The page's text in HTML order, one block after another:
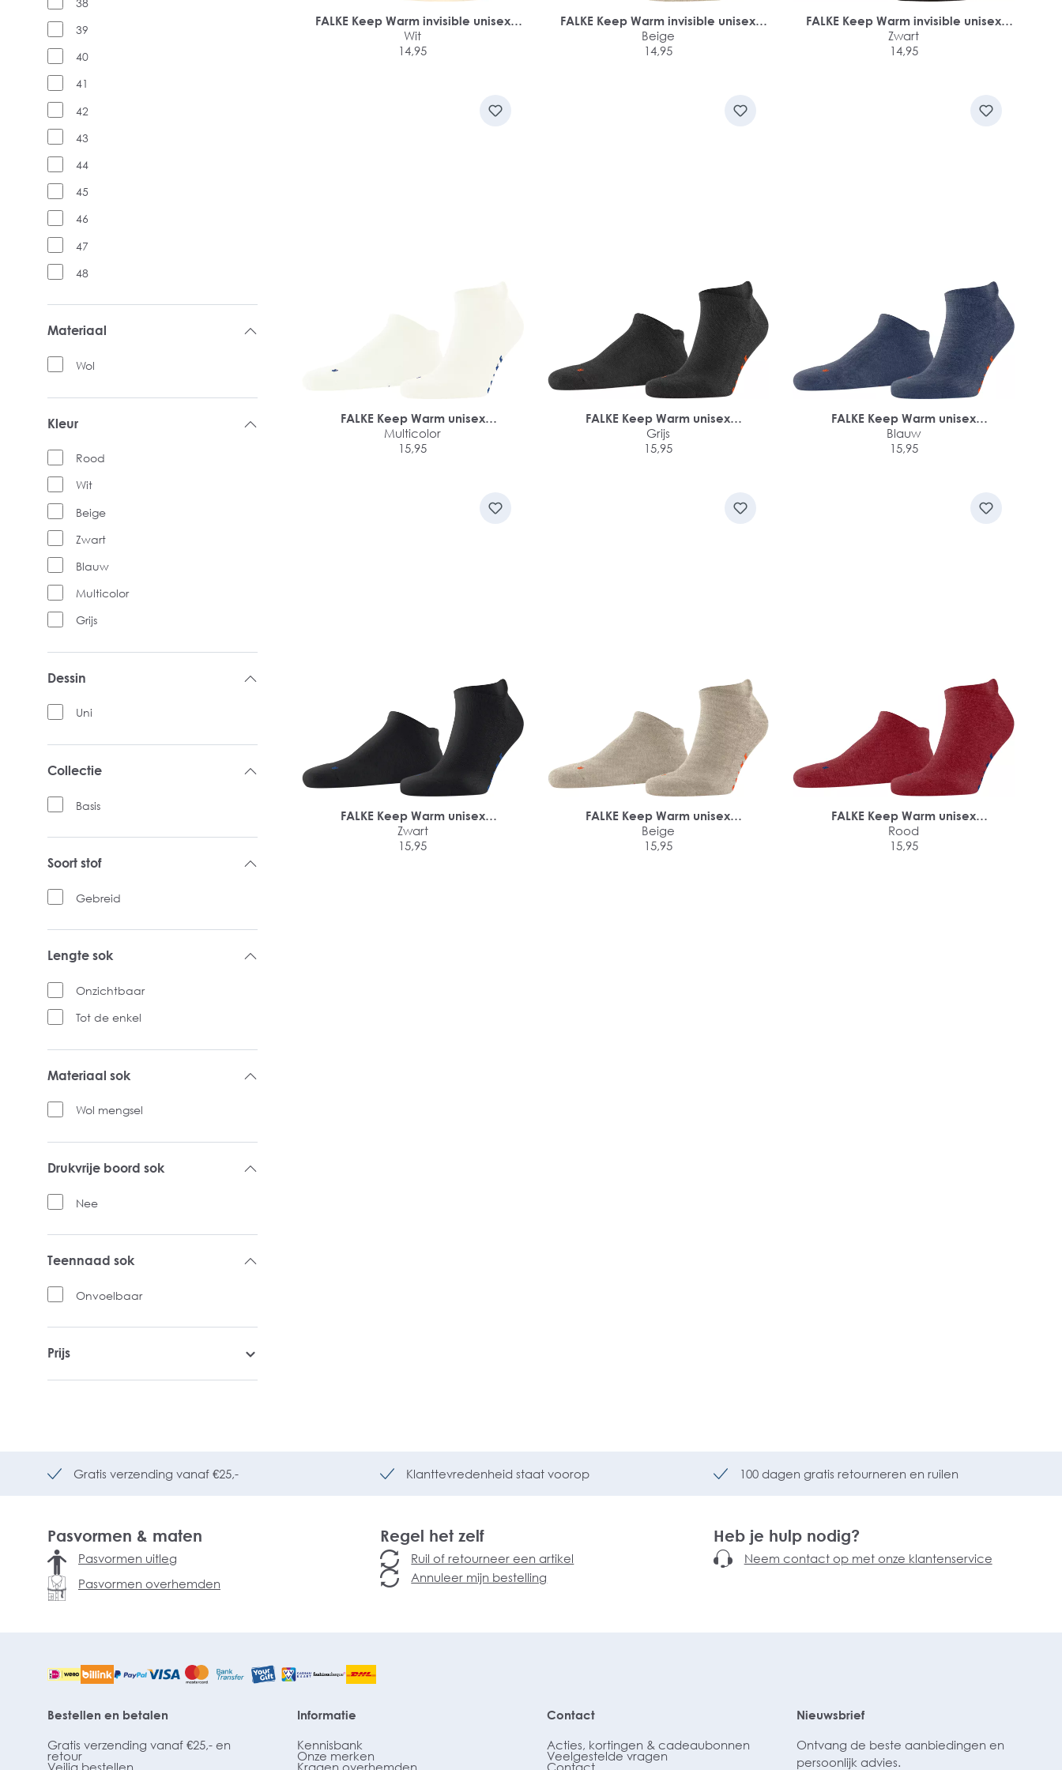
38
39
40
41
42
43
44
45
46
47
48
Materiaal
Wol
Kleur
Rood
Wit
Beige
Zwart
Blauw
Multicolor
Grijs
Dessin
Uni
Collectie
Basis
Soort stof
Gebreid
Lengte sok
Onzichtbaar
Tot de enkel
Materiaal sok
Wol mengsel
Drukvrije boord sok
Nee
Teennaad sok
Onvoelbaar
Prijs
FALKE Keep Warm invisible unisex
sokken
Wit
14,95
FALKE Keep Warm invisible unisex
sokken
Beige
14,95
FALKE Keep Warm invisible unisex
sokken
Zwart
14,95
FALKE Keep Warm unisex
sneakersokken
Multicolor
15,95
FALKE Keep Warm unisex
sneakersokken
Grijs
15,95
FALKE Keep Warm unisex
sneakersokken
Blauw
15,95
FALKE Keep Warm unisex
sneakersokken
Zwart
15,95
FALKE Keep Warm unisex
sneakersokken
Beige
15,95
FALKE Keep Warm unisex
sneakersokken
Rood
15,95
Gratis verzending vanaf €25,- Klanttevredenheid staat voorop 100 dagen gratis retourneren en ruilen
Pasvormen & maten
Pasvormen uitleg
Pasvormen overhemden
Regel het zelf
Ruil of retourneer een artikel
Annuleer mijn bestelling
Heb je hulp nodig?
Neem contact op met onze klantenservice
Bestellen en betalen
Gratis verzending vanaf €25,- en
retour
Veilig bestellen
Informatie
Kennisbank
Onze merken
Kragen overhemden
Contact
Acties, kortingen & cadeaubonnen
Veelgestelde vragen
Contact
Nieuwsbrief
Ontvang de beste aanbiedingen en
persoonlijk advies.